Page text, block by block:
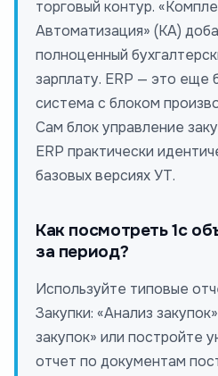
торговый контур.
Автоматизация» (КА)
полноценный
зарплату. ERP — это еще
система с блоком
Сам блок управление
ERP практически
базовых версиях УТ.
Как посмотреть 1с
за период?
Используйте типовые
Закупки: «Анализ
закупок» или постройте
отчет по документам